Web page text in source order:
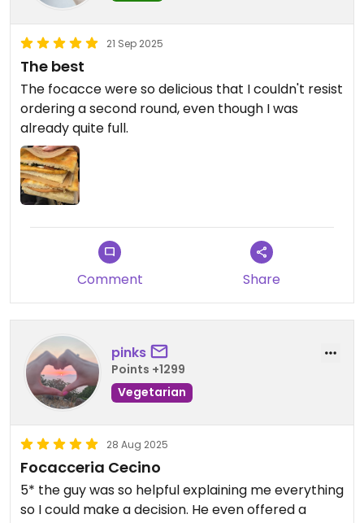
21 Sep 2025
The best
The focacce were so delicious that I couldn't resist
ordering a second round, even though I was
already quite full.
Comment Share
pinks
Points +1299
Vegetarian
28 Aug 2025
Focacceria Cecino
5* the guy was so helpful explaining me everything
so I could make a decision. He even offered a